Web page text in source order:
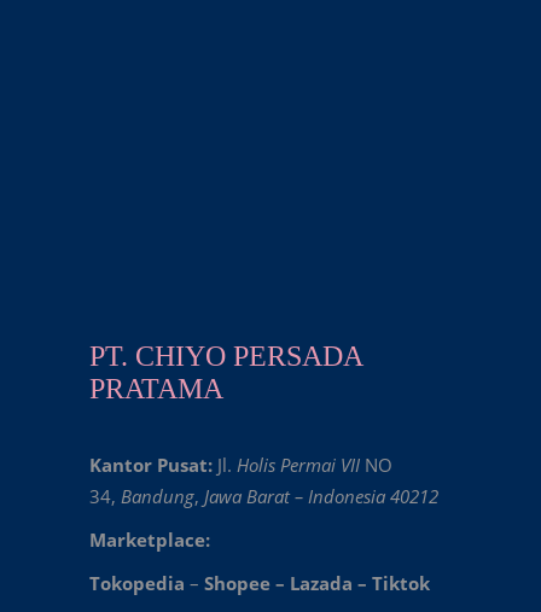
PT. CHIYO PERSADA
PRATAMA
Kantor Pusat: Jl. Holis Permai VII NO
34, Bandung, Jawa Barat – Indonesia 40212
Marketplace:
Tokopedia – Shopee – Lazada – Tiktok